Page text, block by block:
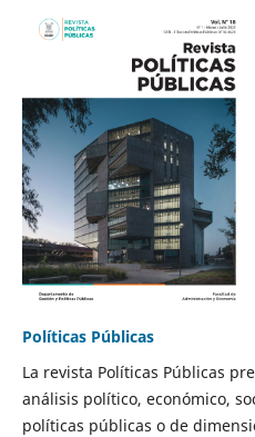
Políticas Públicas
La revista Políticas Públicas
análisis político, económico,
políticas públicas o de